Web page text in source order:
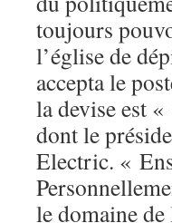
toujours
l’église de
accepta le
la devise est
dont le
Electric. «
le domaine